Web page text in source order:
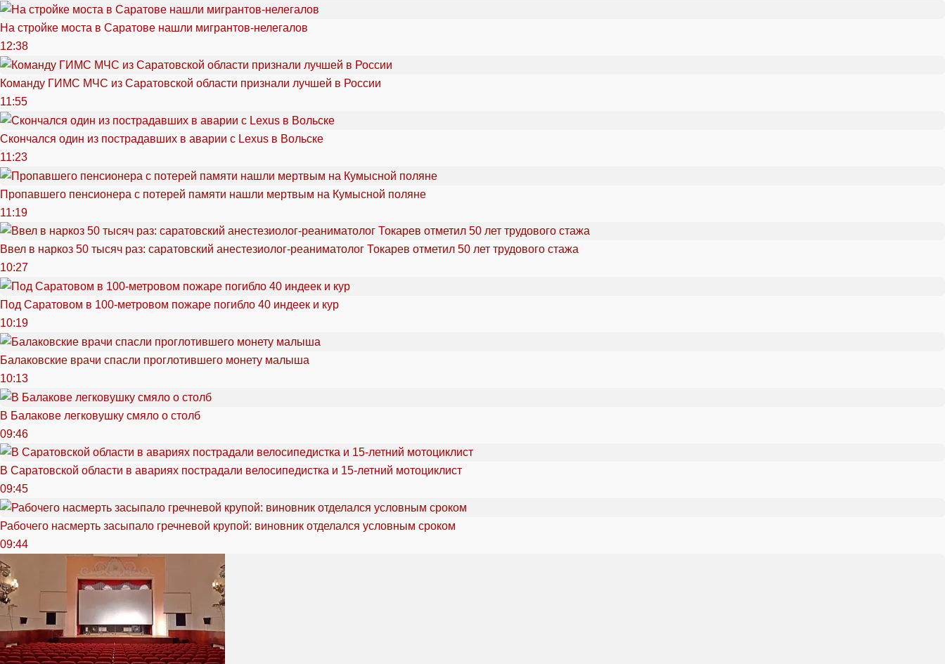
На стройке моста в Саратове нашли мигрантов-нелегалов
12:38
Команду ГИМС МЧС из Саратовской области признали лучшей в России
11:55
Скончался один из пострадавших в аварии c Lexus в Вольске
11:23
Пропавшего пенсионера с потерей памяти нашли мертвым на Кумысной поляне
11:19
Ввел в наркоз 50 тысяч раз: саратовский анестезиолог-реаниматолог Токарев отметил 50 лет трудового стажа
10:27
Под Саратовом в 100-метровом пожаре погибло 40 индеек и кур
10:19
Балаковские врачи спасли проглотившего монету малыша
10:13
В Балакове легковушку смяло о столб
09:46
В Саратовской области в авариях пострадали велосипедистка и 15-летний мотоциклист
09:45
Рабочего насмерть засыпало гречневой крупой: виновник отделался условным сроком
09:44